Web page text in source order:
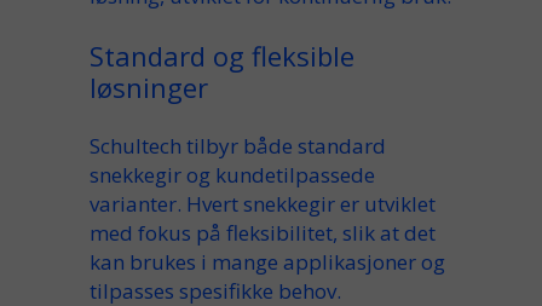
Standard og fleksible
løsninger
Schultech tilbyr både standard
snekkegirog kundetilpassede
varianter. Hvert snekkegirer utviklet
med fokus på fleksibilitet, slik at det
kan brukes i mange applikasjonerog
tilpasses spesifikke behov.